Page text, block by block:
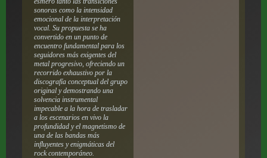
sonoras como la intensidad
emocional de la interpretación
vocal. Su propuesta se ha
convertido en un punto de
encuentro fundamental para los
seguidores más exigentes del
metal progresivo, ofreciendo un
recorrido exhaustivo por la
discografía conceptual del grupo
original y demostrando una
solvencia instrumental
impecable a la hora de trasladar
a los escenarios en vivo la
profundidad y el magnetismo de
una de las bandas más
influyentes y enigmáticas del
rock contemporáneo.